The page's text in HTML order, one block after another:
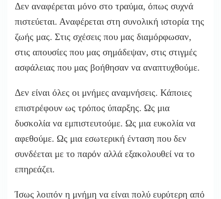
Δεν αναφέρεται μόνο στο τραύμα, όπως συχνά
πιστεύεται. Αναφέρεται στη συνολική ιστορία της
ζωής μας. Στις σχέσεις που μας διαμόρφωσαν,
στις απουσίες που μας σημάδεψαν, στις στιγμές
ασφάλειας που μας βοήθησαν να αναπτυχθούμε.
Δεν είναι όλες οι μνήμες αναμνήσεις. Κάποιες
επιστρέφουν ως τρόπος ύπαρξης. Ως μια
δυσκολία να εμπιστευτούμε. Ως μια ευκολία να
αφεθούμε. Ως μια εσωτερική ένταση που δεν
συνδέεται με το παρόν αλλά εξακολουθεί να το
επηρεάζει.
Ίσως λοιπόν η μνήμη να είναι πολύ ευρύτερη από